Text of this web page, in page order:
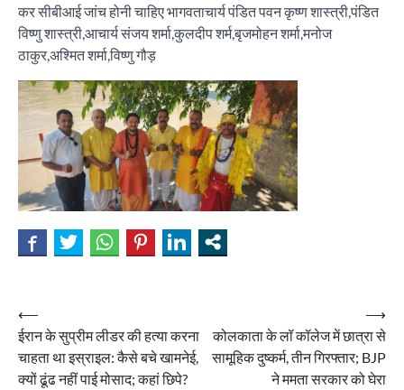
कर सीबीआई जांच होनी चाहिए भागवताचार्य पंडित पवन कृष्ण शास्त्री,पंडित
विष्णु शास्त्री,आचार्य संजय शर्मा,कुलदीप शर्म,बृजमोहन शर्मा,मनोज
ठाकुर,अश्मित शर्मा,विष्णु गौड़
Post
navigation
⟵
ईरान के सुप्रीम लीडर की हत्या करना
चाहता था इस्राइल: कैसे बचे खामनेई,
क्यों ढूंढ नहीं पाई मोसाद; कहां छिपे?
कोलकाता के लॉ कॉलेज में छात्रा से
सामूहिक दुष्कर्म, तीन गिरफ्तार; BJP
ने ममता सरकार को घेरा
⟶